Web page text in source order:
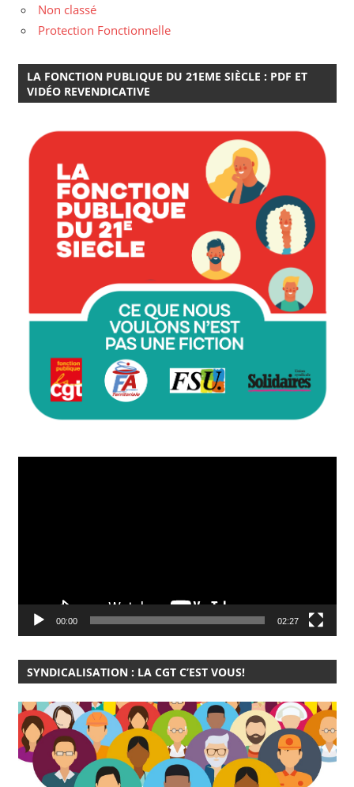
Non classé
Protection Fonctionnelle
LA FONCTION PUBLIQUE DU 21EME SIÈCLE : PDF ET
VIDÉO REVENDICATIVE
00:00 02:27
SYNDICALISATION : LA CGT C’EST VOUS!